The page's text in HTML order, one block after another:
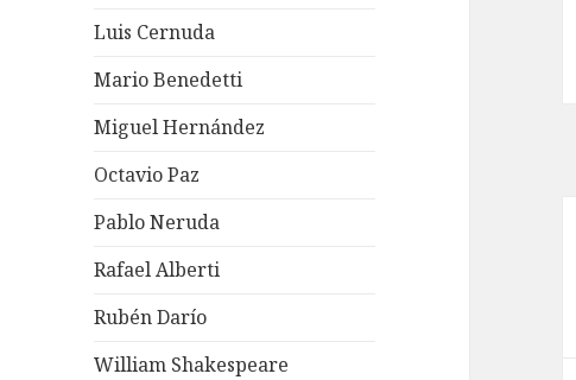
Luis Cernuda
Mario Benedetti
Miguel Hernández
Octavio Paz
Pablo Neruda
Rafael Alberti
Rubén Darío
William Shakespeare